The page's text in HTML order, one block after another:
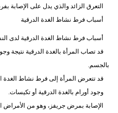
التعرق الزائد والذي يدل على الإصابة
أسباب فرط نشاط الغدة الدرقية
أسباب فرط نشاط الغدة الدرقية لدى
قد تصاب المرأة بالغدة الدرقية نتيجة
بالجسم.
قد تتعرض المرأة إلى فرط نشاط الغدة
وجود أورام بالغدة الدرقية أو تكيسات.
الإصابة بمرض جريفز، وهو من الأمراض